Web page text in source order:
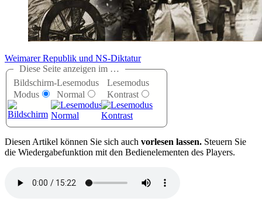
Weimarer Republik und NS-Diktatur
Diese Seite anzeigen im …
Bildschirm-
Modus
Lesemodus
Normal
Lesemodus
Kontrast
Diesen Artikel können Sie sich auch vorlesen lassen. Steuern Sie
die Wiedergabefunktion mit den Bedienelementen des Players.